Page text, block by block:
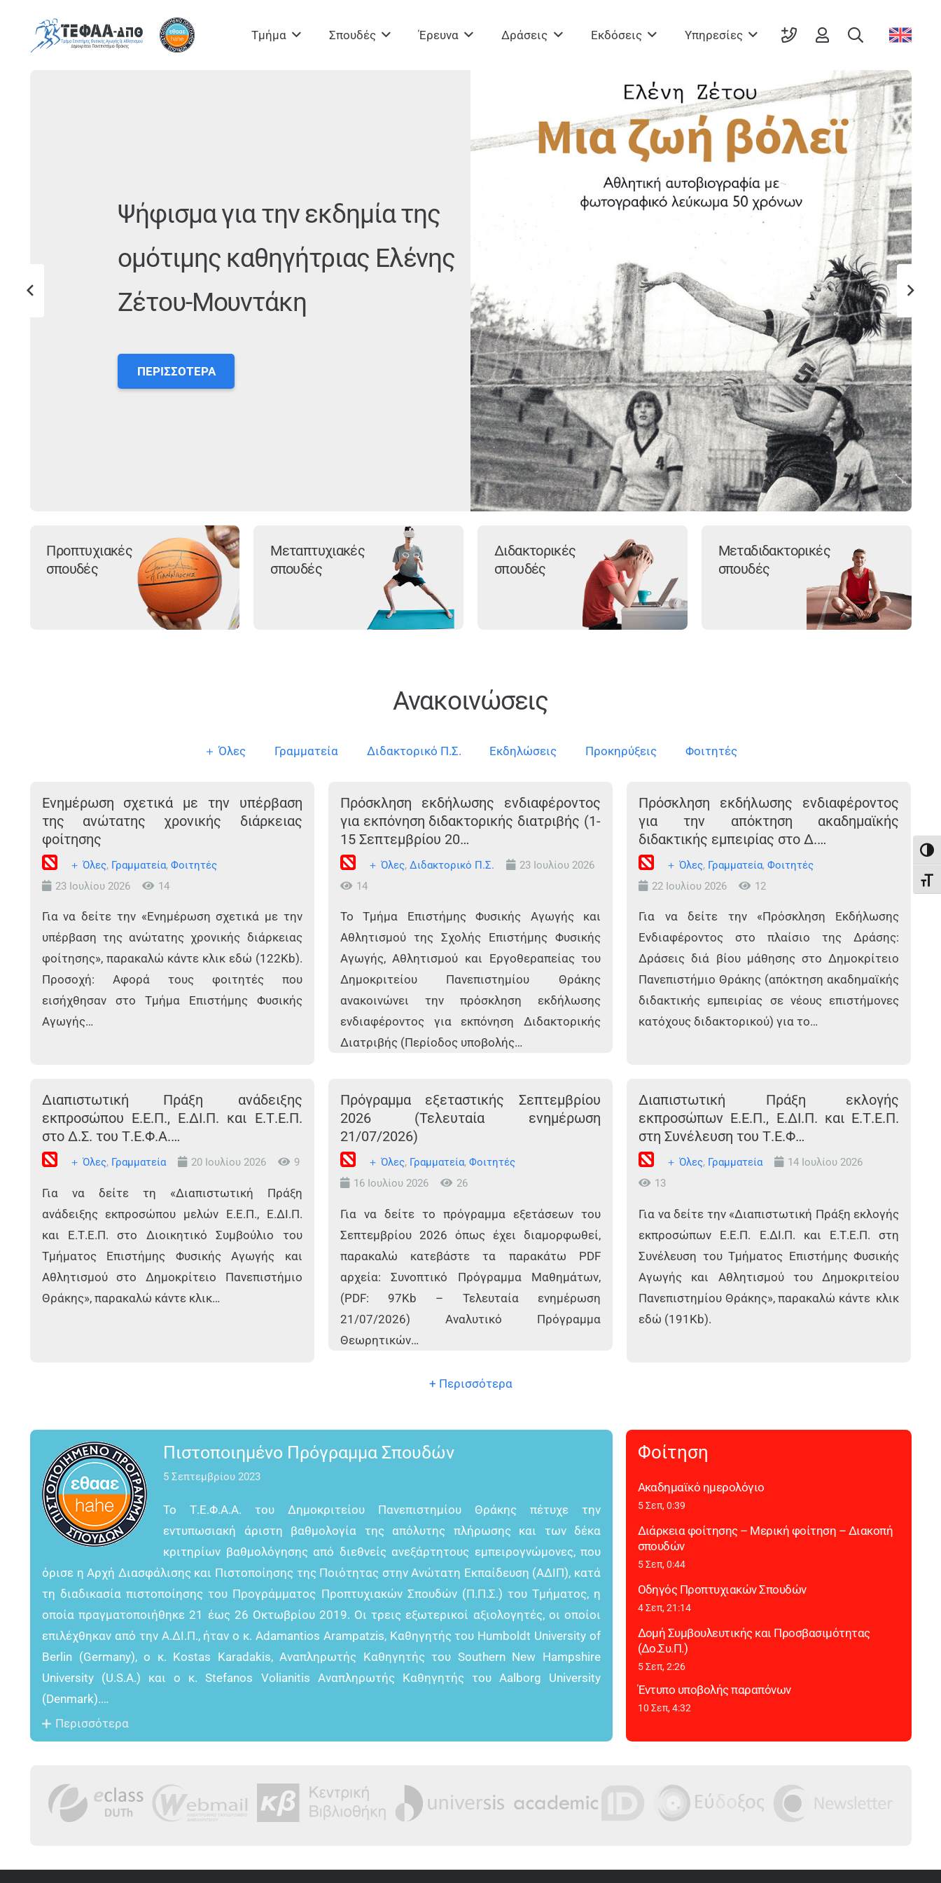
Τμήμα Σπουδές Έρευνα Δράσεις Εκδόσεις Υπηρεσίες
Ψήφισμα για την εκδημία της
ομότιμης καθηγήτριας Ελένης
Ζέτου-Μουντάκη
ΠΕΡΙΣΣΌΤΕΡΑ
Προπτυχιακές
σπουδές
Μεταπτυχιακές
σπουδές
Διδακτορικές
σπουδές
Μεταδιδακτορικές
σπουδές
Ανακοινώσεις
＋ Όλες Γραμματεία Διδακτορικό Π.Σ. Εκδηλώσεις Προκηρύξεις Φοιτητές
Ενημέρωση σχετικά με την υπέρβαση
της ανώτατης χρονικής διάρκειας
φοίτησης
＋ Όλες, Γραμματεία, Φοιτητές
23 Ιουλίου 2026
14
Για να δείτε την «Ενημέρωση σχετικά με την
υπέρβαση της ανώτατης χρονικής διάρκειας
φοίτησης», παρακαλώ κάντε κλικ εδώ (122Kb).
Προσοχή: Αφορά τους φοιτητές που
εισήχθησαν στο Τμήμα Επιστήμης Φυσικής
Αγωγής…
Πρόσκληση εκδήλωσης ενδιαφέροντος
για εκπόνηση διδακτορικής διατριβής (1-
15 Σεπτεμβρίου 20…
＋ Όλες, Διδακτορικό Π.Σ.
23 Ιουλίου 2026
14
Το Τμήμα Επιστήμης Φυσικής Αγωγής και
Αθλητισμού της Σχολής Επιστήμης Φυσικής
Αγωγής, Αθλητισμού και Εργοθεραπείας του
Δημοκριτείου Πανεπιστημίου Θράκης
ανακοινώνει την πρόσκληση εκδήλωσης
ενδιαφέροντος για εκπόνηση Διδακτορικής
Διατριβής (Περίοδος υποβολής…
Πρόσκληση εκδήλωσης ενδιαφέροντος
για την απόκτηση ακαδημαϊκής
διδακτικής εμπειρίας στο Δ.…
＋ Όλες, Γραμματεία,Φοιτητές
22 Ιουλίου 2026
12
Για να δείτε την «Πρόσκληση Εκδήλωσης
Ενδιαφέροντος στο πλαίσιο της Δράσης:
Δράσεις διά βίου μάθησης στο Δημοκρίτειο
Πανεπιστήμιο Θράκης (απόκτηση ακαδημαϊκής
διδακτικής εμπειρίας σε νέους επιστήμονες
κατόχους διδακτορικού) για το…
Διαπιστωτική Πράξη ανάδειξης
εκπροσώπου Ε.Ε.Π., Ε.ΔΙ.Π. και Ε.Τ.Ε.Π.
στο Δ.Σ. του Τ.Ε.Φ.Α.…
＋ Όλες, Γραμματεία 20 Ιουλίου 2026 9
Για να δείτε τη «Διαπιστωτική Πράξη
ανάδειξης εκπροσώπου μελών Ε.Ε.Π., Ε.ΔΙ.Π.
και Ε.Τ.Ε.Π. στο Διοικητικό Συμβούλιο του
Τμήματος Επιστήμης Φυσικής Αγωγής και
Αθλητισμού στο Δημοκρίτειο Πανεπιστήμιο
Θράκης», παρακαλώ κάντε κλικ…
Πρόγραμμα εξεταστικής Σεπτεμβρίου
2026 (Τελευταία ενημέρωση
21/07/2026)
＋ Όλες, Γραμματεία, Φοιτητές
16 Ιουλίου 2026
26
Για να δείτε το πρόγραμμα εξετάσεων του
Σεπτεμβρίου 2026 όπως έχει διαμορφωθεί,
παρακαλώ κατεβάστε τα παρακάτω PDF
αρχεία: Συνοπτικό Πρόγραμμα Μαθημάτων,
(PDF: 97Kb – Τελευταία ενημέρωση
21/07/2026) Αναλυτικό Πρόγραμμα
Θεωρητικών…
Διαπιστωτική Πράξη εκλογής
εκπροσώπων Ε.Ε.Π., Ε.ΔΙ.Π. και Ε.Τ.Ε.Π.
στη Συνέλευση του Τ.Ε.Φ…
＋ Όλες, Γραμματεία
14 Ιουλίου 2026
13
Για να δείτε την «Διαπιστωτική Πράξη εκλογής
εκπροσώπων Ε.Ε.Π. Ε.ΔΙ.Π. και Ε.Τ.Ε.Π. στη
Συνέλευση του Τμήματος Επιστήμης Φυσικής
Αγωγής και Αθλητισμού του Δημοκριτείου
Πανεπιστημίου Θράκης», παρακαλώ κάντε κλικ
εδώ (191Kb).
+ Περισσότερα
Πιστοποιημένο Πρόγραμμα Σπουδών
5 Σεπτεμβρίου 2023
Το Τ.Ε.Φ.Α.Α. του Δημοκριτείου Πανεπιστημίου Θράκης πέτυχε την
εντυπωσιακή άριστη βαθμολογία της απόλυτης πλήρωσης και των δέκα
κριτηρίων βαθμολόγησης από διεθνείς ανεξάρτητους εμπειρογνώμονες, που
όρισε η Αρχή Διασφάλισης και Πιστοποίησης της Ποιότητας στην Ανώτατη Εκπαίδευση (ΑΔΙΠ), κατά
τη διαδικασία πιστοποίησης του Προγράμματος Προπτυχιακών Σπουδών (Π.Π.Σ.) του Τμήματος, η
οποία πραγματοποιήθηκε 21 έως 26 Οκτωβρίου 2019. Οι τρεις εξωτερικοί αξιολογητές, οι οποίοι
επιλέχθηκαν από την Α.ΔΙ.Π., ήταν ο κ. Adamantios Arampatzis, Καθηγητής του Humboldt University of
Berlin (Germany), ο κ. Kostas Karadakis, Αναπληρωτής Καθηγητής του Southern New Hampshire
University (U.S.A.) και ο κ. Stefanos Volianitis Αναπληρωτής Καθηγητής του Aalborg University
(Denmark).…
Περισσότερα
Φοίτηση
Ακαδημαϊκό ημερολόγιο
5 Σεπ, 0:39
Διάρκεια φοίτησης – Μερική φοίτηση – Διακοπή
σπουδών
5 Σεπ, 0:44
Οδηγός Προπτυχιακών Σπουδών
4 Σεπ, 21:14
Δομή Συμβουλευτικής και Προσβασιμότητας
(Δο.Συ.Π.)
5 Σεπ, 2:26
Έντυπο υποβολής παραπόνων
10 Σεπ, 4:32